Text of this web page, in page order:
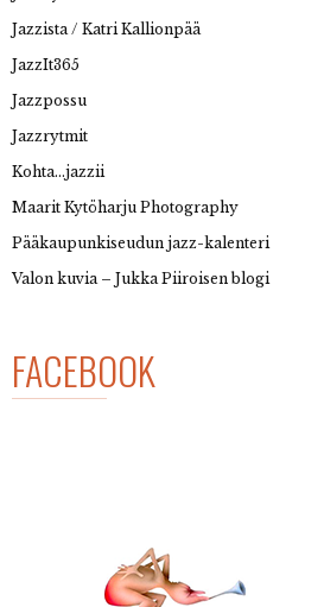
Jazzista / Katri Kallionpää
JazzIt365
Jazzpossu
Jazzrytmit
Kohta…jazzii
Maarit Kytöharju Photography
Pääkaupunkiseudun jazz-kalenteri
Valon kuvia – Jukka Piiroisen blogi
FACEBOOK